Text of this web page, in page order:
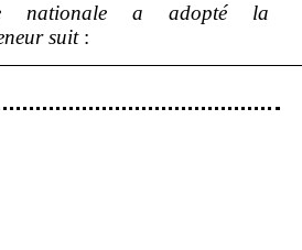
nationale a adopté la
suit :